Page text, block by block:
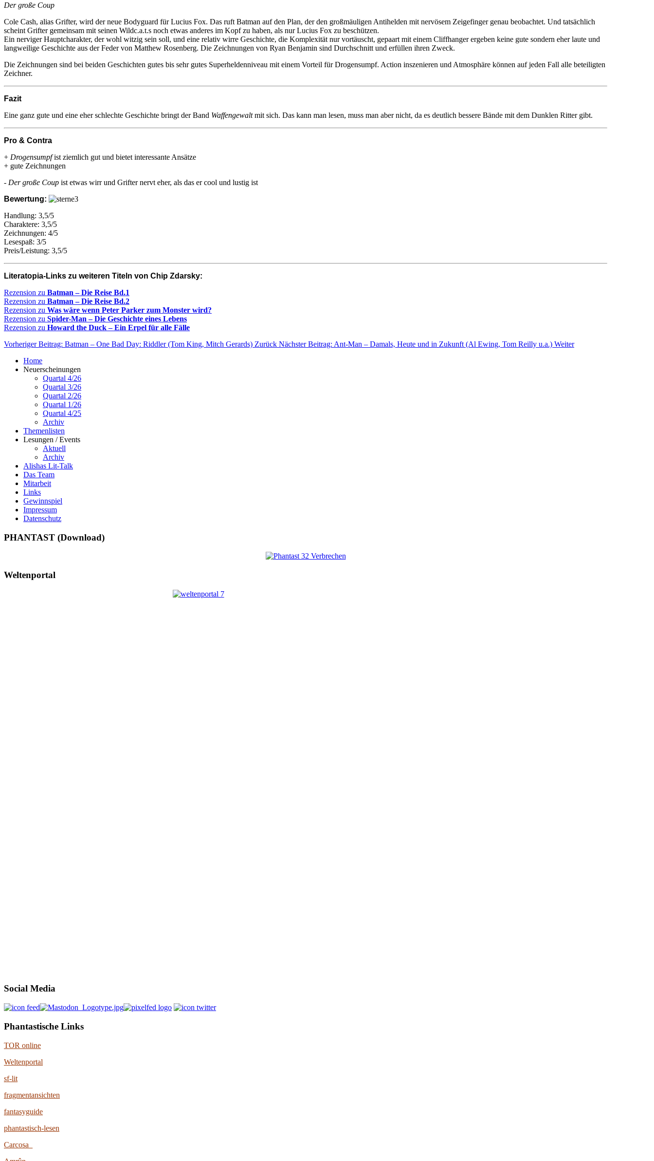
Der große Coup
Cole Cash, alias Grifter, wird der neue Bodyguard für Lucius Fox. Das ruft Batman auf den Plan, der den großmäuligen Antihelden mit nervösem Zeigefinger genau beobachtet. Und tatsächlich
scheint Grifter gemeinsam mit seinen Wildc.a.t.s noch etwas anderes im Kopf zu haben, als nur Lucius Fox zu beschützen.
Ein nerviger Hauptcharakter, der wohl witzig sein soll, und eine relativ wirre Geschichte, die Komplexität nur vortäuscht, gepaart mit einem Cliffhanger ergeben keine gute sondern eher laute und
langweilige Geschichte aus der Feder von Matthew Rosenberg. Die Zeichnungen von Ryan Benjamin sind Durchschnitt und erfüllen ihren Zweck.
Die Zeichnungen sind bei beiden Geschichten gutes bis sehr gutes Superheldenniveau mit einem Vorteil für Drogensumpf. Action inszenieren und Atmosphäre können auf jeden Fall alle beteiligten
Zeichner.
Fazit
Eine ganz gute und eine eher schlechte Geschichte bringt der Band Waffengewaltmit sich. Das kann man lesen, muss man aber nicht, da es deutlich bessere Bände mit dem Dunklen Ritter gibt.
Pro & Contra
+ Drogensumpfist ziemlich gut und bietet interessante Ansätze
+ gute Zeichnungen
- Der große Coup ist etwas wirr und Grifter nervt eher, als das er cool und lustig ist
Bewertung:
Handlung: 3,5/5
Charaktere: 3,5/5
Zeichnungen: 4/5
Lesespaß: 3/5
Preis/Leistung: 3,5/5
Literatopia-Links zu weiteren Titeln von Chip Zdarsky:
Rezension zu Batman – Die Reise Bd.1
Rezension zu Batman – Die Reise Bd.2
Rezension zu Was wäre wenn Peter Parker zum Monster wird?
Rezension zu Spider-Man – Die Geschichte eines Lebens
Rezension zu Howard the Duck – Ein Erpel für alle Fälle
Vorheriger Beitrag: Batman – One Bad Day: Riddler (Tom King, Mitch Gerards) Zurück Nächster Beitrag: Ant-Man – Damals, Heute und in Zukunft (Al Ewing, Tom Reilly u.a.) Weiter
Home
Neuerscheinungen
Quartal 4/26
Quartal 3/26
Quartal 2/26
Quartal 1/26
Quartal 4/25
Archiv
Themenlisten
Lesungen / Events
Aktuell
Archiv
Alishas Lit-Talk
Das Team
Mitarbeit
Links
Gewinnspiel
Impressum
Datenschutz
PHANTAST (Download)
Weltenportal
Social Media
Phantastische Links
TOR online
Weltenportal
sf-lit
fragmentansichten
fantasyguide
phantastisch-lesen
Carcosa